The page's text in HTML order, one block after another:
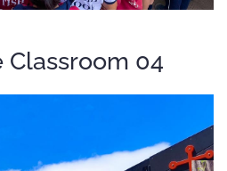
Classroom 04